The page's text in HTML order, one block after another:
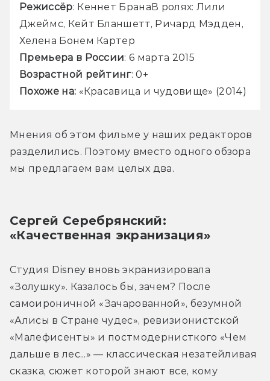
Режиссёр: Кеннет БранаВ ролях: Лили
Джеймс, Кейт Бланшетт, Ричард Мэдден,
Хелена Бонем Картер
Премьера в России: 6 марта 2015
Возрастной рейтинг: 0+
Похоже на: «Красавица и чудовище» (2014)
Мнения об этом фильме у наших редакторов
разделились. Поэтому вместо одного обзора
мы предлагаем вам целых два.
Сергей Серебрянский:
«Качественная экранизация»
Студия Disney вновь экранизировала
«Золушку». Казалось бы, зачем? После
самоироничной «Зачарованной», безумной
«Алисы в Стране чудес», ревизионистской
«Малефисенты» и постмодернисткого «Чем
дальше в лес...» — классическая незатейливая
сказка, сюжет которой знают все, кому